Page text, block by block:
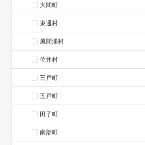
大間町
東通村
風間浦村
佐井村
三戸町
五戸町
田子町
南部町